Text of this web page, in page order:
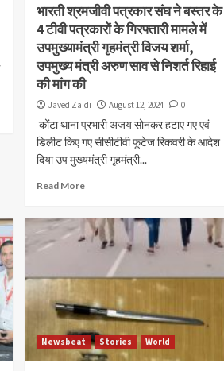
भारती श्रमजीवी पत्रकार संघ ने बस्तर के
4 टीवी पत्रकारों के गिरफ्तारी मामले में
उपमुख्यामंत्री गृहमंत्री विजय शर्मा,
उपमुख्य मंत्री अरुण साव से निशर्त रिहाई
की मांग की
Javed Zaidi August 12, 2024 0
कोंटा थाना प्रभारी अजय सोनकर हटाए गए एवं
डिलीट किए गए सीसीटीवी फूटेज रिकवरी के आदेश
दिया उप मुख्यमंत्री गृहमंत्री...
Read More
Newsbeat Stories World